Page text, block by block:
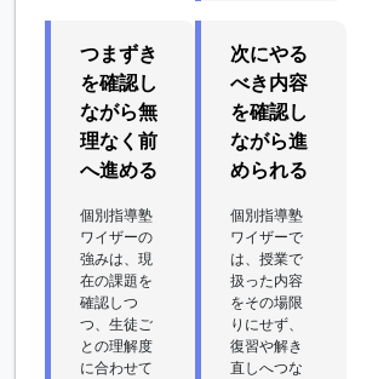
つまずき
を確認し
ながら無
理なく前
へ進める
個別指導塾
ワイザーの
強みは、現
在の課題を
確認しつ
つ、生徒ご
との理解度
に合わせて
次にやる
べき内容
を確認し
ながら進
められる
個別指導塾
ワイザーで
は、授業で
扱った内容
をその場限
りにせず、
復習や解き
直しへつな